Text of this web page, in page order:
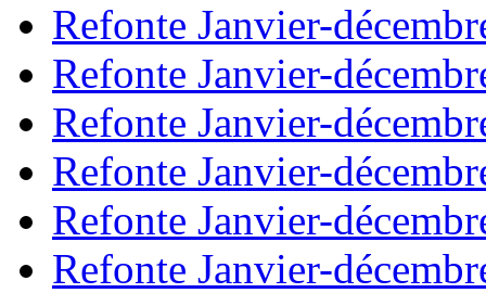
Refonte Janvier-
Refonte Janvier-
Refonte Janvier-
Refonte Janvier-
Refonte Janvier-
Refonte Janvier-